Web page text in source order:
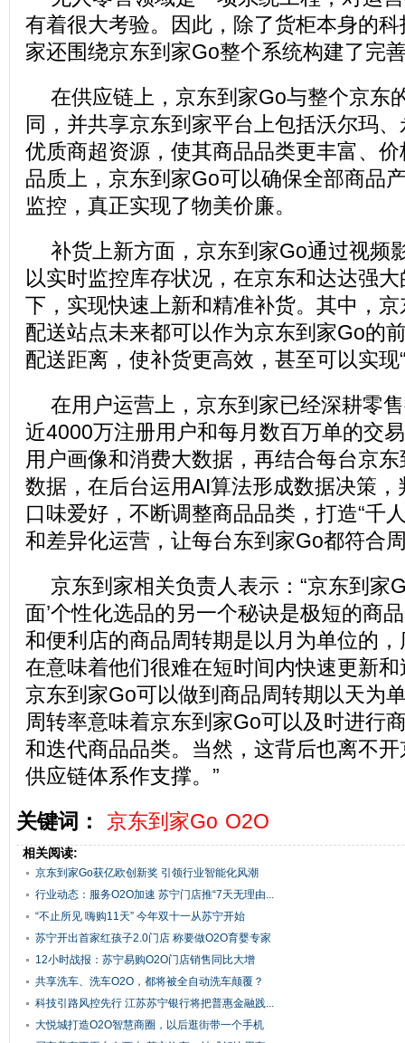
有着很大考验。因此，除了货柜本身的
家还围绕京东到家Go整个系统构建了完
在供应链上，京东到家Go与整个京东
同，并共享京东到家平台上包括沃尔玛
优质商超资源，使其商品品类更丰富、
品质上，京东到家Go可以确保全部商品
监控，真正实现了物美价廉。
补货上新方面，京东到家Go通过视频
以实时监控库存状况，在京东和达达强
下，实现快速上新和精准补货。其中，
配送站点未来都可以作为京东到家Go的
配送距离，使补货更高效，甚至可以实现
在用户运营上，京东到家已经深耕零
近4000万注册用户和每月数百万单的交
用户画像和消费大数据，再结合每台京
数据，在后台运用AI算法形成数据决策
口味爱好，不断调整商品品类，打造“千
和差异化运营，让每台东到家Go都符合
京东到家相关负责人表示：“京东到家
面’个性化选品的另一个秘诀是极短的商
和便利店的商品周转期是以月为单位的
在意味着他们很难在短时间内快速更新
京东到家Go可以做到商品周转期以天为
周转率意味着京东到家Go可以及时进行
和迭代商品品类。当然，这背后也离不
供应链体系作支撑。”
关键词：
京东到家Go O2O
相关阅读:
京东到家Go获亿欧创新奖 引领行业智能化风潮
行业动态：服务O2O加速 苏宁门店推“7天无理由...
“不止所见 嗨购11天” 今年双十一从苏宁开始
苏宁开出首家红孩子2.0门店 称要做O2O育婴专家
12小时战报：苏宁易购O2O门店销售同比大增
161.5%
共享洗车、洗车O2O，都将被全自动洗车颠覆？
科技引路风控先行 江苏苏宁银行将把普惠金融践...
大悦城打造O2O智慧商圈，以后逛街带一个手机